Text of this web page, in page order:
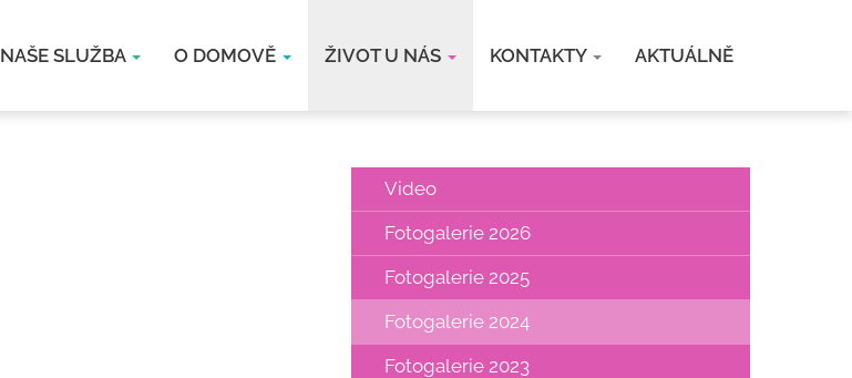
NAŠE SLUŽBA O DOMOVĚ ŽIVOT U NÁS KONTAKTY AKTUÁLNĚ
Video
Fotogalerie 2026
Fotogalerie 2025
Fotogalerie 2024
Fotogalerie 2023